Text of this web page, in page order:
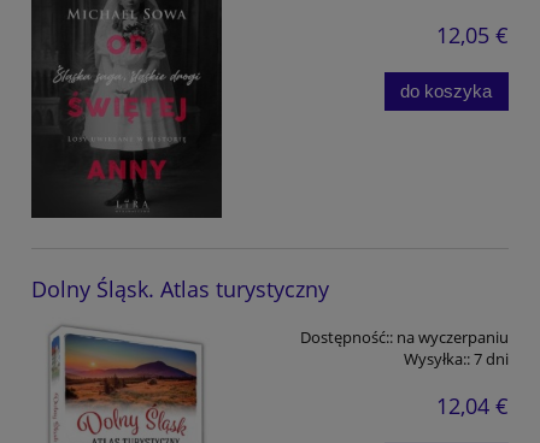
12,05 €
do koszyka
Dolny Śląsk. Atlas turystyczny
Dostępność:: na wyczerpaniu
Wysyłka::7 dni
12,04 €